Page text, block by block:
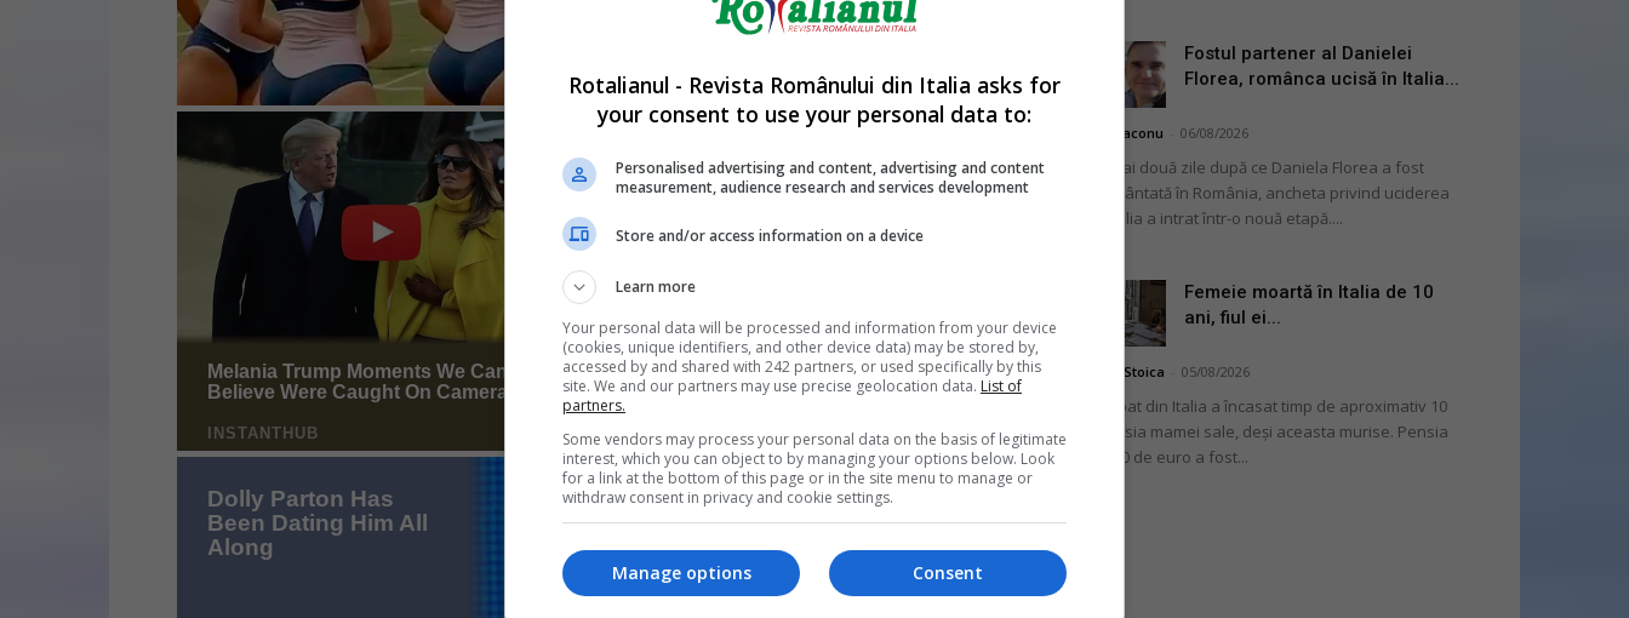
Fostul partener al Danielei
Florea, românca ucisă în Italia...
Mihai Diaconu 06/08/2026
La numai două zile după ce Daniela Florea a fost
înmormântată în România, ancheta privind uciderea
sa în Italia a intrat într-o nouă etapă....
Femeie moartă în Italia de 10
ani, fiul ei...
Daniela Stoica 05/08/2026
Un bărbat din Italia a încasat timp de aproximativ 10
ani pensia mamei sale, deși aceasta murise. Pensia
de 2.000 de euro a fost...
Rotalianul - Revista Românului din Italia asks for
your consent to use your personal data to:
Personalised advertising and content, advertising and content
measurement, audience research and services development
Store and/or access information on a device
Learn more
Your personal data will be processed and information from your device
(cookies, unique identifiers, and other device data) may be stored by,
accessed by and shared with 242 partners, or used specifically by this
site. We and our partners may use precise geolocation data. List of
partners.
Some vendors may process your personal data on the basis of legitimate
interest, which you can object to by managing your options below. Look
for a link at the bottom of this page or in the site menu to manage or
withdraw consent in privacy and cookie settings.
Consent
Manage options